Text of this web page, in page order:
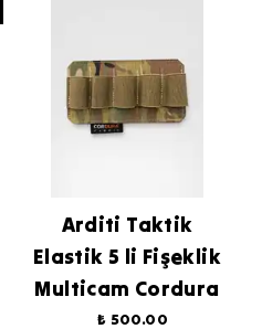
Arditi Taktik
Elastik 5 li Fişeklik
Multicam Cordura
₺ 500.00